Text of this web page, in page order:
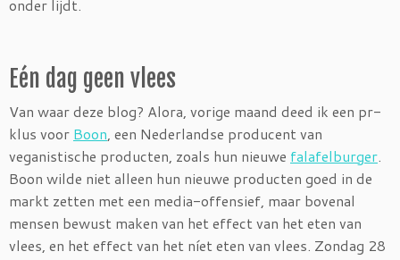
onder lijdt.
Eén dag geen vlees
Van waar deze blog? Alora, vorige maand deed ik een pr-
klus voor Boon, een Nederlandse producent van
veganistische producten, zoals hun nieuwe falafelburger.
Boon wilde niet alleen hun nieuwe producten goed in de
markt zetten met een media-offensief, maar bovenal
mensen bewust maken van het effect van het eten van
vlees, en het effect van het níet eten van vlees. Zondag 28